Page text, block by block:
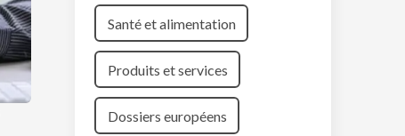
Santé et alimentation
Produits et services
Dossiers européens